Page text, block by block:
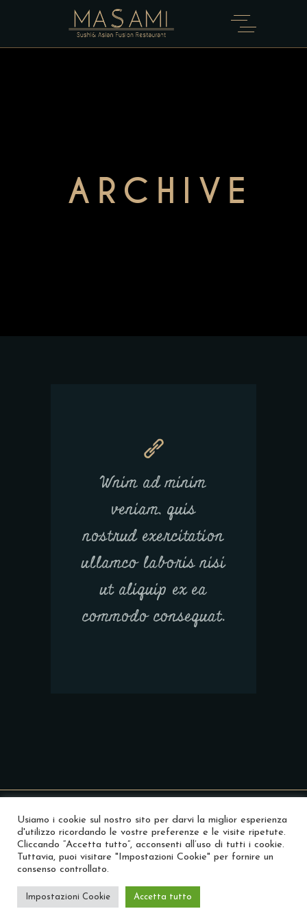
ARCHIVE
Wnim ad minim
veniam, quis
nostrud exercitation
ullamco laboris nisi
ut aliquip ex ea
commodo consequat.
Masami Sushi © 2023 - Tutti i diritti riservati.
Usiamo i cookie sul nostro sito per darvi la miglior esperienza
d'utilizzo ricordando le vostre preferenze e le visite ripetute.
Cliccando “Accetta tutto”, acconsenti all’uso di tutti i cookie.
Tuttavia, puoi visitare "Impostazioni Cookie" per fornire un
consenso controllato.
Impostazioni Cookie Accetta tutto